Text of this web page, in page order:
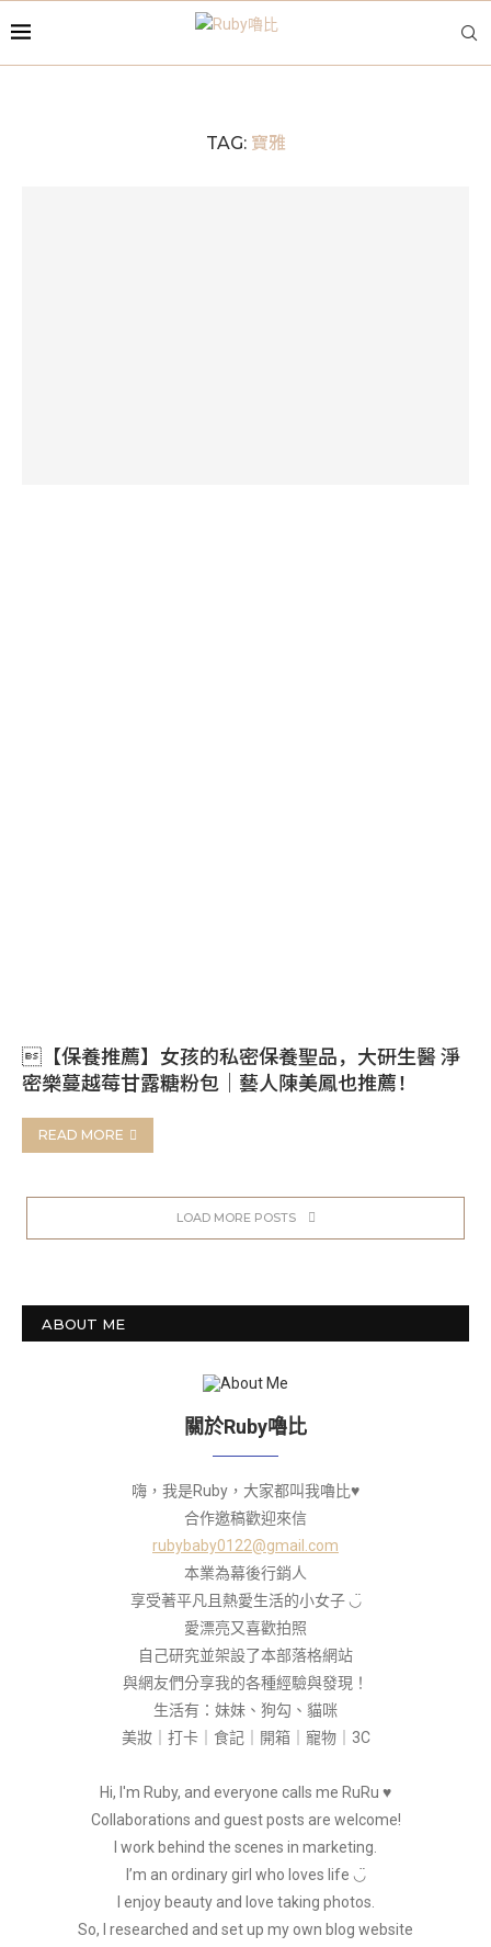
TAG: 寶雅
【保養推薦】女孩的私密保養聖品，大研生醫 淨
密樂蔓越莓甘露糖粉包｜藝人陳美鳳也推薦！
READ MORE
LOAD MORE POSTS
ABOUT ME
關於Ruby嚕比
嗨，我是Ruby，大家都叫我嚕比♥
合作邀稿歡迎來信
rubybaby0122@gmail.com
本業為幕後行銷人
享受著平凡且熱愛生活的小女子 ◡̈
愛漂亮又喜歡拍照
自己研究並架設了本部落格網站
與網友們分享我的各種經驗與發現！
生活有：妹妹、狗勾、貓咪
美妝｜打卡｜食記｜開箱｜寵物｜3C
Hi, I'm Ruby, and everyone calls me RuRu ♥
Collaborations and guest posts are welcome!
I work behind the scenes in marketing.
I’m an ordinary girl who loves life ◡̈
I enjoy beauty and love taking photos.
So, I researched and set up my own blog website